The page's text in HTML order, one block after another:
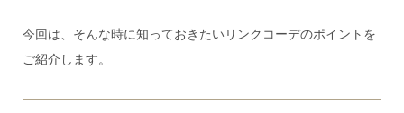
今回は、そんな時に知っておきたいリンクコーデのポイントを
ご紹介します。